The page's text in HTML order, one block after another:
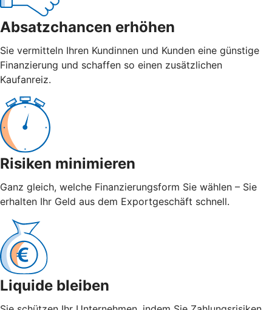
Absatzchancen erhöhen
Sie vermitteln Ihren Kundinnen und Kunden eine günstige
Finanzierung und schaffen so einen zusätzlichen
Kaufanreiz.
Risiken minimieren
Ganz gleich, welche Finanzierungsform Sie wählen – Sie
erhalten Ihr Geld aus dem Exportgeschäft schnell.
Liquide bleiben